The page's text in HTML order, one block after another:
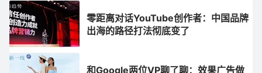
零距离对话YouTube创作者：中国品牌
出海的路径打法彻底变了
和Google两位VP聊了聊：效果广告做